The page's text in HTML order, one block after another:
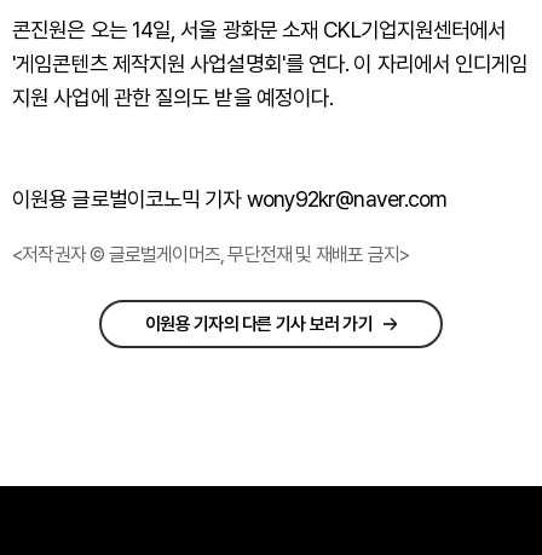
콘진원은 오는 14일, 서울 광화문 소재 CKL기업지원센터에서
'게임콘텐츠 제작지원 사업설명회'를 연다. 이 자리에서 인디게임
지원 사업에 관한 질의도 받을 예정이다.
이원용 글로벌이코노믹 기자 wony92kr@naver.com
<저작권자 © 글로벌게이머즈, 무단전재 및 재배포 금지>
이원용 기자의 다른 기사 보러 가기